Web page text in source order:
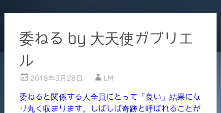
委ねる by 大天使ガブリエ
ル
2018年3月28日 LM
委ねると関係する人全員にとって「良い」結果にな
り丸く収まります。しばしば奇跡と呼ばれることが